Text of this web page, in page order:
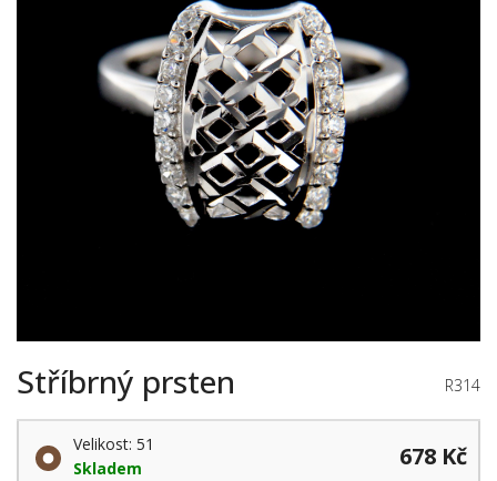
Stříbrný prsten R314
Velikost: 51
Skladem
678 Kč